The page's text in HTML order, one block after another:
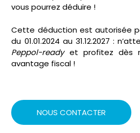
vous pourrez déduire !
Cette déduction est autorisée
du 01.01.2024 au 31.12.2027 :
Peppol-readyet profitez dès
avantage fiscal !
NOUS CONTACTER